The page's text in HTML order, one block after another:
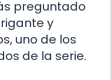
preguntado
y
uno de los
de la serie.